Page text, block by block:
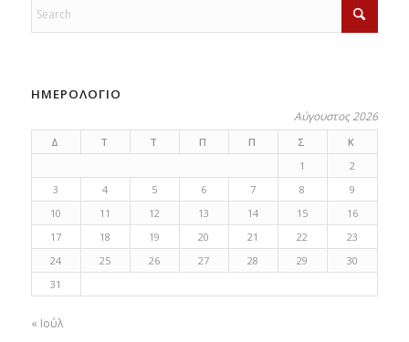
ΗΜΕΡΟΛΟΓΙΟ
Αύγουστος 2026
Δ Τ Τ Π Π Σ
Κ
1
2
3
4 5 6 7 8
9
10
11 12 13 14 15
16
17
18 19 20 21 22
23
24
25 26 27 28 29
30
31
« Ιούλ